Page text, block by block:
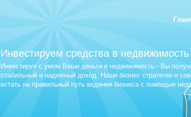
Инвестируем средства в недвижимость
Инвестируя с умом Ваши деньги в недвижимость - Вы
стабильный и надежный доход. Наши бизнес стратегии и
встать на правильный путь ведения бизнеса с помощью